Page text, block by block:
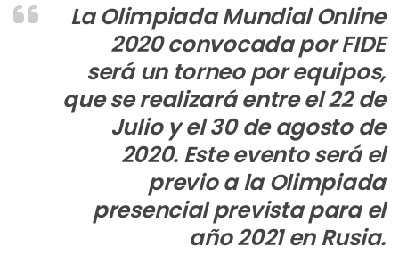
La Olimpiada Mundial Online
2020 convocada por FIDE
será un torneo por equipos,
que se realizará entre el 22 de
Julio y el 30 de agosto de
2020. Este evento será el
previo a la Olimpiada
presencial prevista para el
año 2021 en Rusia.